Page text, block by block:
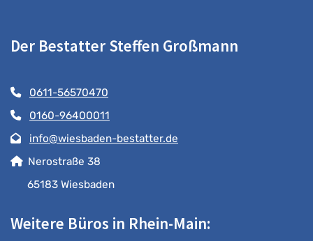
Der Bestatter Steffen Großmann
0611-56570470
0160-96400011
info@wiesbaden-bestatter.de
Nerostraße 38
65183 Wiesbaden
Weitere Büros in Rhein-Main: